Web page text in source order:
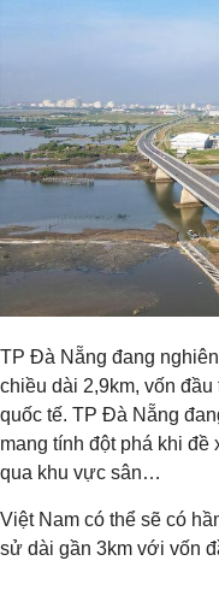
TP Đà Nẵng đang
chiều dài 2,9km, vốn
quốc tế. TP Đà Nẵng
mang tính đột phá khi đề
qua khu vực sân…
Việt Nam có thể sẽ có
sử dài gần 3km với vốn